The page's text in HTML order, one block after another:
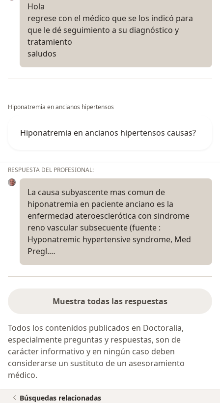
Hola
regrese con el médico que se los indicó para
que le dé seguimiento a su diagnóstico y
tratamiento
saludos
Hiponatremia en ancianos hipertensos
Hiponatremia en ancianos hipertensos causas?
RESPUESTA DEL PROFESIONAL:
La causa subyascente mas comun de
hiponatremia en paciente anciano es la
enfermedad ateroesclerótica con sindrome
reno vascular subsecuente (fuente :
Hyponatremic hypertensive syndrome, Med
Pregl.…
Muestra todas las respuestas
Todos los contenidos publicados en Doctoralia,
especialmente preguntas y respuestas, son de
carácter informativo y en ningún caso deben
considerarse un sustituto de un asesoramiento
médico.
Búsquedas relacionadas